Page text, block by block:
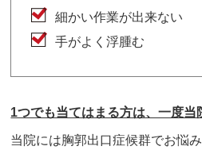
細かい作業が出来ない
手がよく浮腫む
1つでも当てはまる方は、一度当
当院には胸郭出口症候群でお悩